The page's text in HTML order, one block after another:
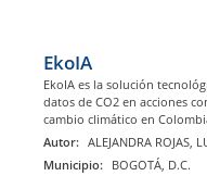
EkoIA
EkoIA es la solución
datos de CO2 en acciones
cambio climático en
Autor: ALEJANDRA ROJAS,
Municipio: BOGOTÁ, D.C.